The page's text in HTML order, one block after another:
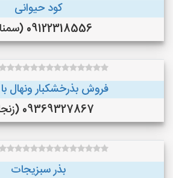
کود حیوانی
09122318556 (سمنان )
فروش بذرخشکبار ونهال
09369327867 (زنجان )
بذر سبزیجات